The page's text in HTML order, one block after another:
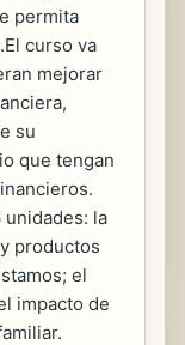
permita
curso va
mejorar
su
que tengan
la
productos
el
impacto de